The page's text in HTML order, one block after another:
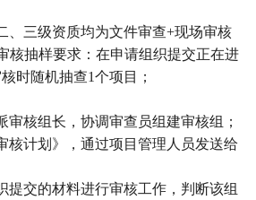
、三级资质均为文件审查+现场审核
核抽样要求：在申请组织提交正在进
时随机抽查1个项目；
审核组长，协调审查员组建审核组；
核计划》，通过项目管理人员发送给
提交的材料进行审核工作，判断该组